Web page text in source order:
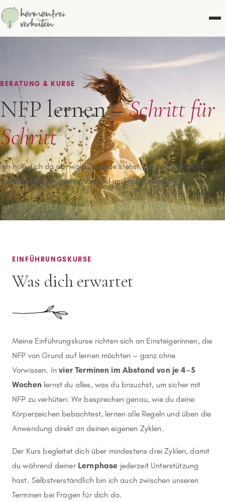
BERATUNG & KURSE
NFP lernen –Schritt für
Schritt
Ich hole dich da ab, wo du gerade stehst und begleite dich –
fachlich fundiert, wertschätzend und auf Augenhöhe.
EINFÜHRUNGSKURSE
Was dich erwartet
Meine Einführungskurse richten sich an Einsteigerinnen, die
NFP von Grund auf lernen möchten – ganz ohne
Vorwissen. Invier Terminen im Abstand von je 4–5
Wochenlernst du alles, was du brauchst, um sicher mit
NFP zu verhüten: Wir besprechen genau, wie du deine
Körperzeichen bebachtest, lernen alle Regeln und üben die
Anwendung direkt an deinen eigenen Zyklen.
Der Kurs begleitet dich über mindestens drei Zyklen, damit
du während deiner Lernphase jederzeit Unterstützung
hast. Selbstverständlich bin ich auch zwischen unseren
Terminen bei Fragen für dich da.